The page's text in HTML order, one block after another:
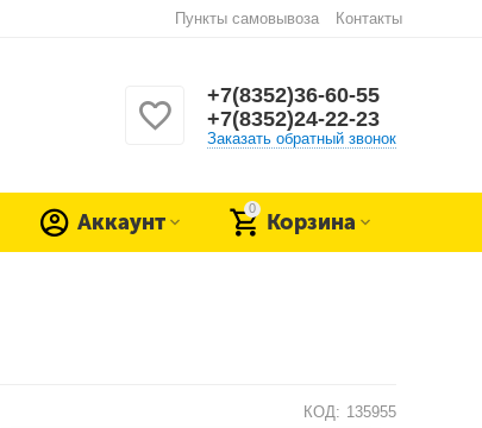
Пункты самовывоза Контакты
+7(8352)36-60-55
+7(8352)24-22-23
Заказать обратный звонок
0
Корзина
Аккаунт
КОД: 135955